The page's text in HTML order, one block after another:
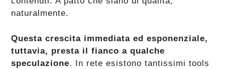
naturalmente.
Questa crescita immediata ed esponenziale,
tuttavia, presta il fianco a qualche
speculazione. In rete esistono tantissimi tools